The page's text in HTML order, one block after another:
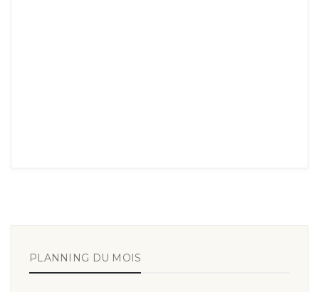
PLANNING DU MOIS